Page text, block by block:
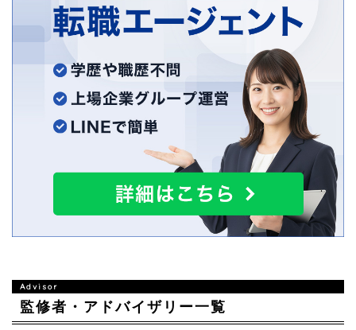
監修者・アドバイザリー一覧